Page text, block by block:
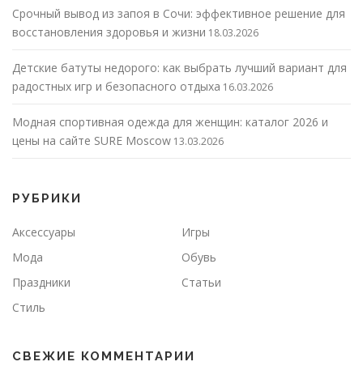
Срочный вывод из запоя в Сочи: эффективное решение для
восстановления здоровья и жизни 18.03.2026
Детские батуты недорого: как выбрать лучший вариант для
радостных игр и безопасного отдыха 16.03.2026
Модная спортивная одежда для женщин: каталог 2026 и
цены на сайте SURE Moscow 13.03.2026
РУБРИКИ
Аксессуары
Игры
Мода
Обувь
Праздники
Статьи
Стиль
СВЕЖИЕ КОММЕНТАРИИ